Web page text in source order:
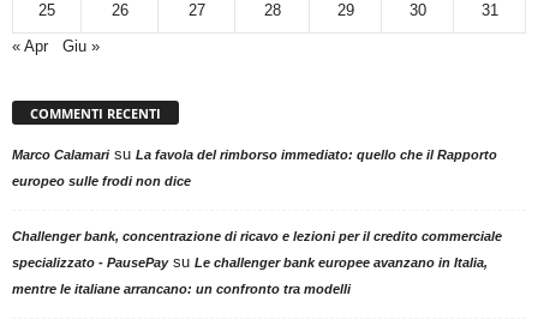
25 26 27 28 29 30
31
« Apr
Giu »
COMMENTI RECENTI
Marco Calamarisu La favola del rimborso immediato: quello che il Rapporto
europeo sulle frodi non dice
Challenger bank, concentrazione di ricavo e lezioni per il credito commerciale
specializzato - PausePaysu Le challenger bank europee avanzano in Italia,
mentre le italiane arrancano: un confronto tra modelli